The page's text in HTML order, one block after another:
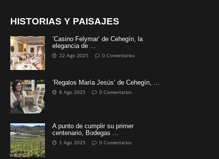
HISTORIAS Y PAISAJES
‘Casino Felymar’ de Cehegín, la
elegancia de ...
22 Ago 2025 0 Comentarios
‘Regalos María Jesús’ de Cehegín, ...
8 Ago 2025 0 Comentarios
A punto de cumplir su primer
centenario, Bodegas ...
1 Ago 2025 0 Comentarios